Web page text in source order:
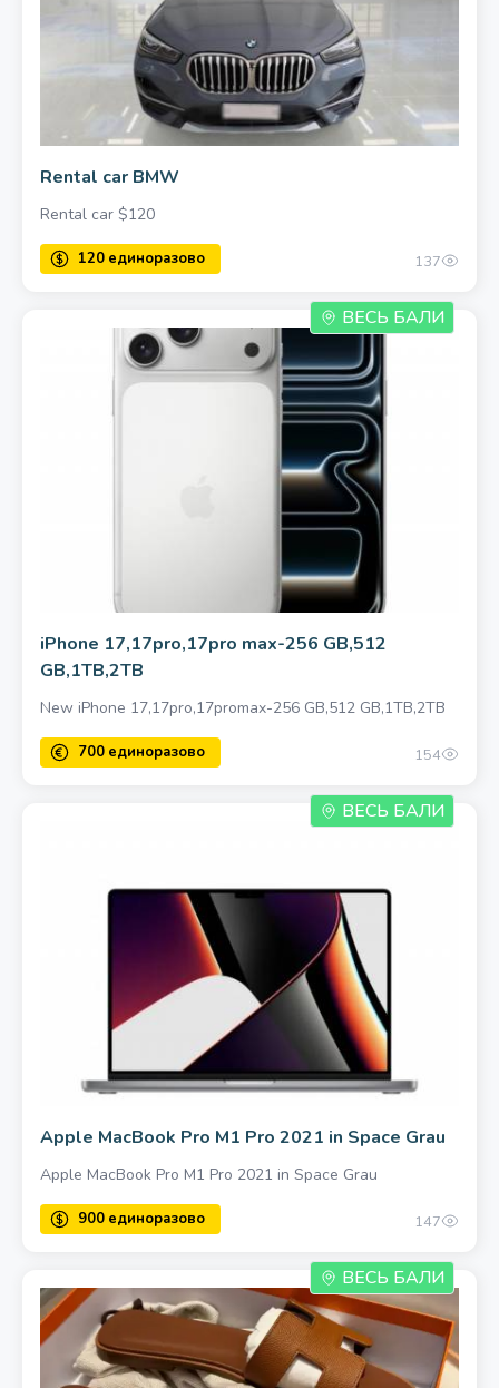
11800 единоразово
Rental car BMW
Rental car $120
120 единоразово
137
ВЕСЬ БАЛИ
iPhone 17,17pro,17pro max-256 GB,512
GB,1TB,2TB
New iPhone 17,17pro,17promax-256 GB,512 GB,1TB,2TB
700 единоразово
154
ВЕСЬ БАЛИ
Apple MacBook Pro M1 Pro 2021 in Space Grau
Apple MacBook Pro M1 Pro 2021 in Space Grau
147
ВЕСЬ БАЛИ